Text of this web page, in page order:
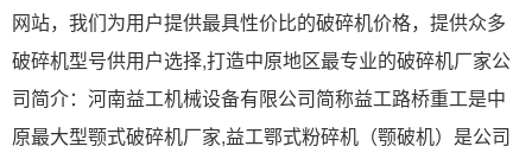
网站，我们为用户提供最具性价比的破碎机价格，提供众多
破碎机型号供用户选择,打造中原地区最专业的破碎机厂家公
司简介：河南益工机械设备有限公司简称益工路桥重工是中
原最大型颚式破碎机厂家,益工鄂式粉碎机（颚破机）是公司